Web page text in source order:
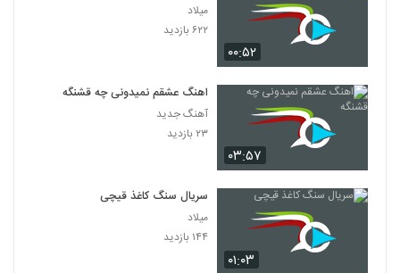
۰۰:۵۲
میلاد
۶۲۲ بازدید
۰۳:۵۷
اهنگ عشقم نمیدونی چه قشنگه
آهنگ جدید
۲۳ بازدید
۰۱:۰۳
سریال سنگ کاغذ قیچی
میلاد
۱۴۴ بازدید